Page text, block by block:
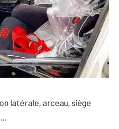
latérale, arceau, siège